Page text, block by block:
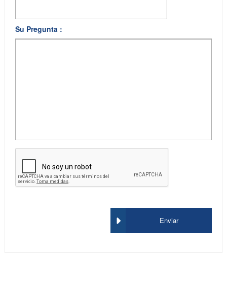
Su Pregunta :
Enviar